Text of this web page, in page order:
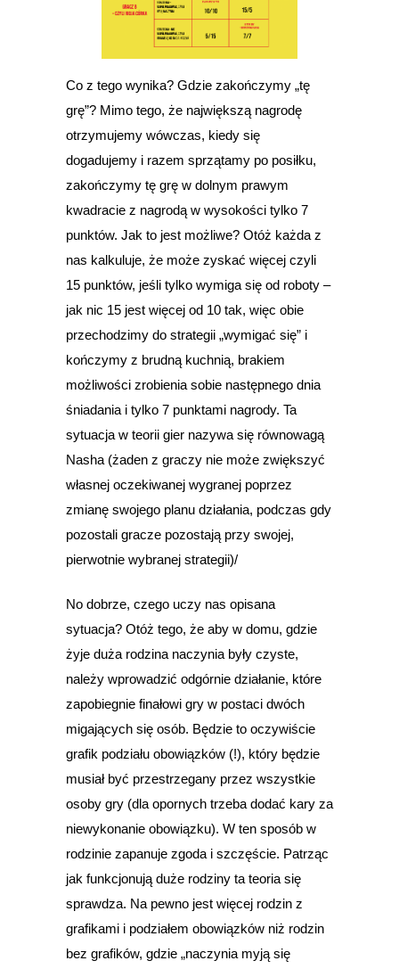
Co z tego wynika? Gdzie zakończymy „tę
grę”? Mimo tego, że największą nagrodę
otrzymujemy wówczas, kiedy się
dogadujemy i razem sprzątamy po posiłku,
zakończymy tę grę w dolnym prawym
kwadracie z nagrodą w wysokości tylko 7
punktów. Jak to jest możliwe? Otóż każda z
nas kalkuluje, że może zyskać więcej czyli
15 punktów, jeśli tylko wymiga się od roboty –
jak nic 15 jest więcej od 10 tak, więc obie
przechodzimy do strategii „wymigać się” i
kończymy z brudną kuchnią, brakiem
możliwości zrobienia sobie następnego dnia
śniadania i tylko 7 punktami nagrody. Ta
sytuacja w teorii gier nazywa się równowagą
Nasha (żaden z graczy nie może zwiększyć
własnej oczekiwanej wygranej poprzez
zmianę swojego planu działania, podczas gdy
pozostali gracze pozostają przy swojej,
pierwotnie wybranej strategii)/
No dobrze, czego uczy nas opisana
sytuacja? Otóż tego, że aby w domu, gdzie
żyje duża rodzina naczynia były czyste,
należy wprowadzić odgórnie działanie, które
zapobiegnie finałowi gry w postaci dwóch
migających się osób. Będzie to oczywiście
grafik podziału obowiązków (!), który będzie
musiał być przestrzegany przez wszystkie
osoby gry (dla opornych trzeba dodać kary za
niewykonanie obowiązku). W ten sposób w
rodzinie zapanuje zgoda i szczęście. Patrząc
jak funkcjonują duże rodziny ta teoria się
sprawdza. Na pewno jest więcej rodzin z
grafikami i podziałem obowiązków niż rodzin
bez grafików, gdzie „naczynia myją się